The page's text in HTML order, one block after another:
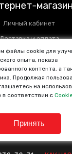
магазин
Личный кабинет
и оплата
центры
Контакты
SALE %
товары
файлы cookie для
опыта, показа
контента, а
Продолжая
на
в соответствии с
Принять